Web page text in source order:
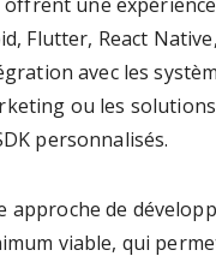
Flutter, React
avec les
ou les
personnalisés.
approche de
viable, qui